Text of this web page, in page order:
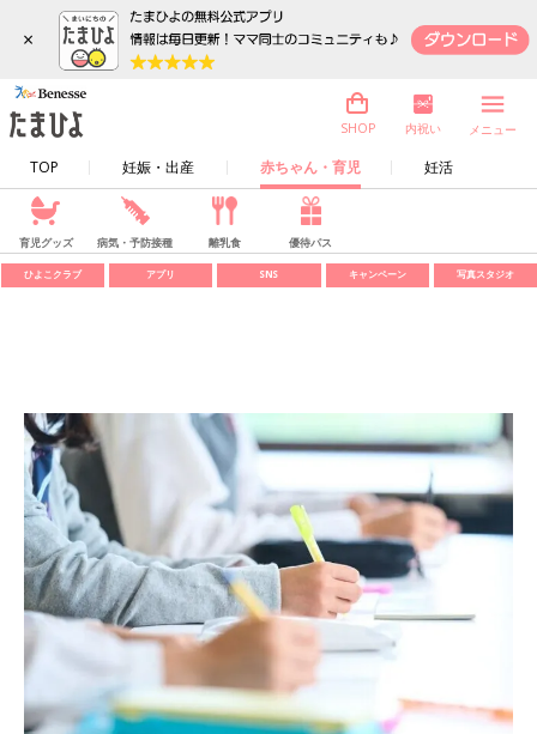
×
TOP 妊娠・出産 赤ちゃん・育児 妊活
SHOP 内祝い メニュー
育児グッズ 病気・予防接種 離乳食 優待パス
ひよこクラブ アプリ SNS キャンペーン 写真スタジオ